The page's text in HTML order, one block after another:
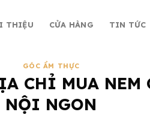
THIỆU CỬA HÀNG TIN TỨC
GÓC ẨM THỰC
CHỈ MUA NEM
NỘI NGON